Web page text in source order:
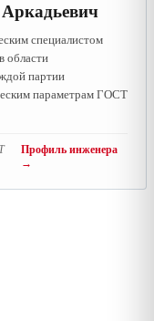
специалистом
области
партии
параметрам ГОСТ
Профиль инженера
→